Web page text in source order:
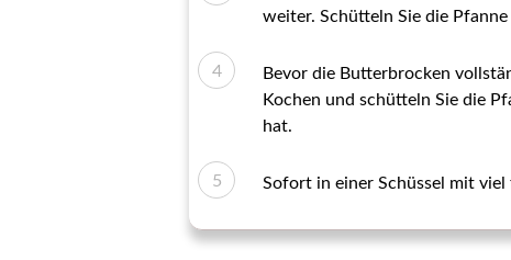
weiter. Schütteln Sie die
Bevor die Butterbrocken
Kochen und schütteln Sie die
hat.
Sofort in einer Schüssel mit viel